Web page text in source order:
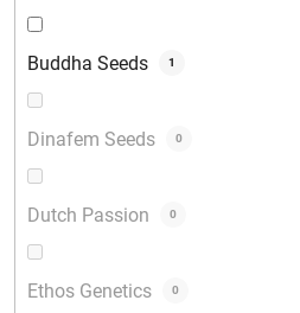
Buddha Seeds 1
Dinafem Seeds 0
Dutch Passion 0
Ethos Genetics 0